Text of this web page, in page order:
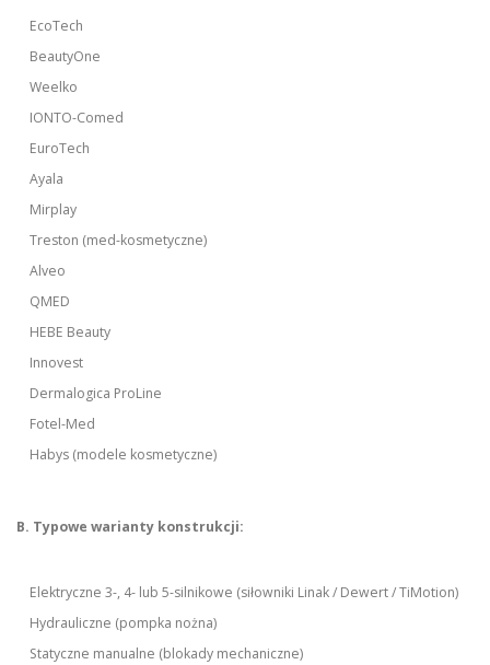
EcoTech
BeautyOne
Weelko
IONTO-Comed
EuroTech
Ayala
Mirplay
Treston (med-kosmetyczne)
Alveo
QMED
HEBE Beauty
Innovest
Dermalogica ProLine
Fotel-Med
Habys (modele kosmetyczne)
B. Typowe warianty konstrukcji:
Elektryczne 3-, 4- lub 5-silnikowe (siłowniki Linak / Dewert / TiMotion)
Hydrauliczne (pompka nożna)
Statyczne manualne (blokady mechaniczne)